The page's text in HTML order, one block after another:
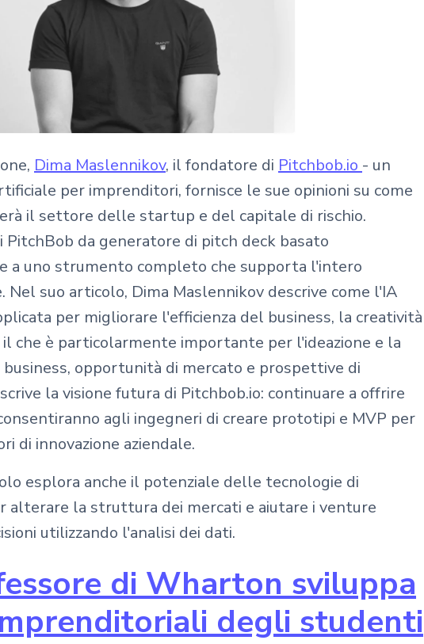
Dima Maslennikov, il fondatore di Pitchbob.io - un
per imprenditori, fornisce le sue opinioni su come
il settore delle startup e del capitale di rischio.
da generatore di pitch deck basato
a uno strumento completo che supporta l'intero
Nel suo articolo, Dima Maslennikov descrive come l'IA
per migliorare l'efficienza del business, la creatività
il che è particolarmente importante per l'ideazione e la
opportunità di mercato e prospettive di
la visione futura di Pitchbob.io: continuare a offrire
agli ingegneri di creare prototipi e MVP per
di innovazione aziendale.
esplora anche il potenziale delle tecnologie di
alterare la struttura dei mercati e aiutare i venture
utilizzando l'analisi dei dati.
di Wharton sviluppa
degli studenti